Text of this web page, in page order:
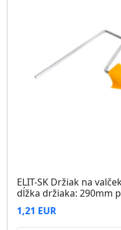
ELIT-SK Držiak na
dĺžka držiaka: 290mm
1,21 EUR